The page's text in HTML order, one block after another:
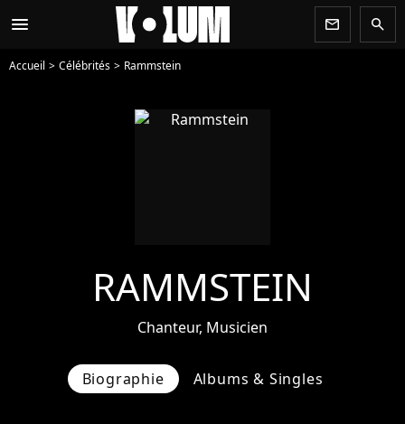
menu newsletter search
Accueil Célébrités Rammstein
RAMMSTEIN
Chanteur, Musicien
Biographie Albums & Singles